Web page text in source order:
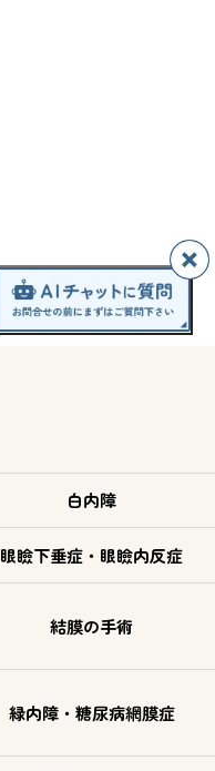
白内障
眼瞼下垂症・眼瞼内反症
結膜の手術
緑内障・糖尿病網膜症